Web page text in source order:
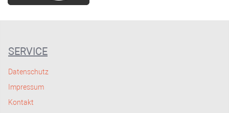
SERVICE
Datenschutz
Impressum
Kontakt